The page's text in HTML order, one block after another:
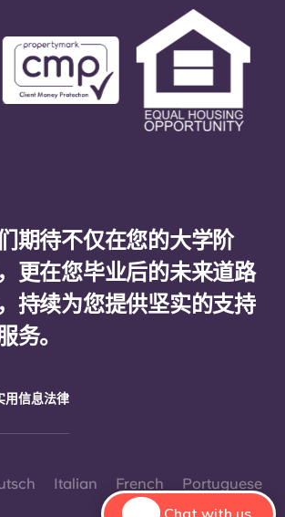
期待不仅在您的大学阶
更在您毕业后的未来道路
持续为您提供坚实的支持
务。
用信息法律
Italian French Portuguese
Chat with us.